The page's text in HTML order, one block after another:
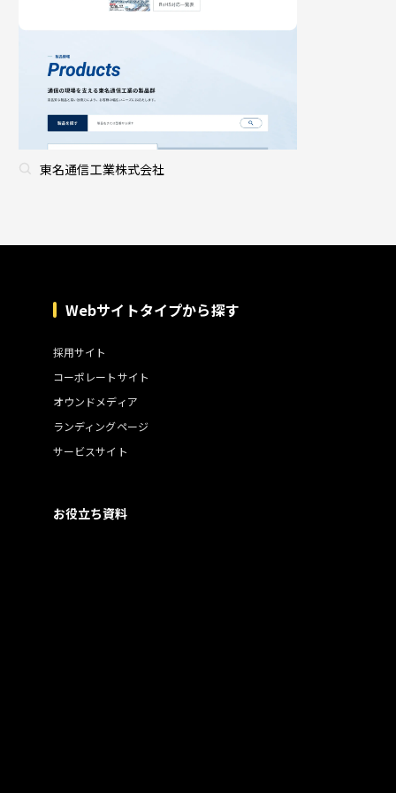
東名通信工業株式会社
Webサイトタイプから探す
採用サイト
コーポレートサイト
オウンドメディア
ランディングページ
サービスサイト
お役立ち資料